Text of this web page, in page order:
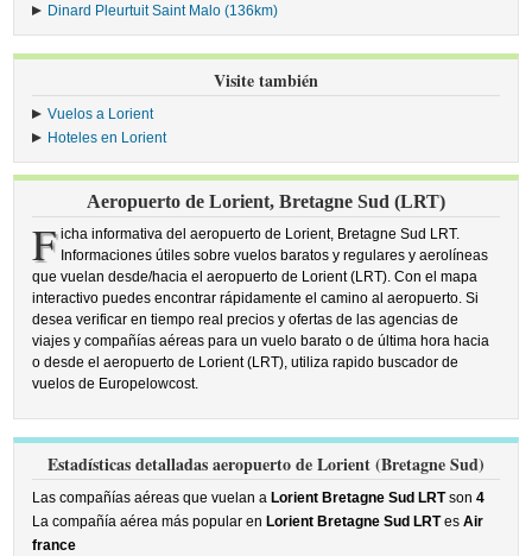
Dinard Pleurtuit Saint Malo (136km)
Visite también
Vuelos a Lorient
Hoteles en Lorient
Aeropuerto de Lorient, Bretagne Sud (LRT)
F icha informativa del aeropuerto de Lorient, Bretagne Sud LRT.
Informaciones útiles sobre vuelos baratos y regulares y aerolíneas
que vuelan desde/hacia el aeropuerto de Lorient (LRT). Con el mapa
interactivo puedes encontrar rápidamente el camino al aeropuerto. Si
desea verificar en tiempo real precios y ofertas de las agencias de
viajes y compañías aéreas para un vuelo barato o de última hora hacia
o desde el aeropuerto de Lorient (LRT), utiliza rapido buscador de
vuelos de Europelowcost.
Estadísticas detalladas aeropuerto de Lorient (Bretagne Sud)
Las compañías aéreas que vuelan a Lorient Bretagne Sud LRTson4
La compañía aérea más popular en Lorient Bretagne Sud LRTesAir
france